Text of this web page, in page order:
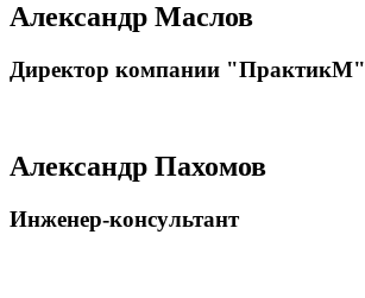
Александр Маслов
Директор компании "ПрактикМ"
Александр Пахомов
Инженер-консультант